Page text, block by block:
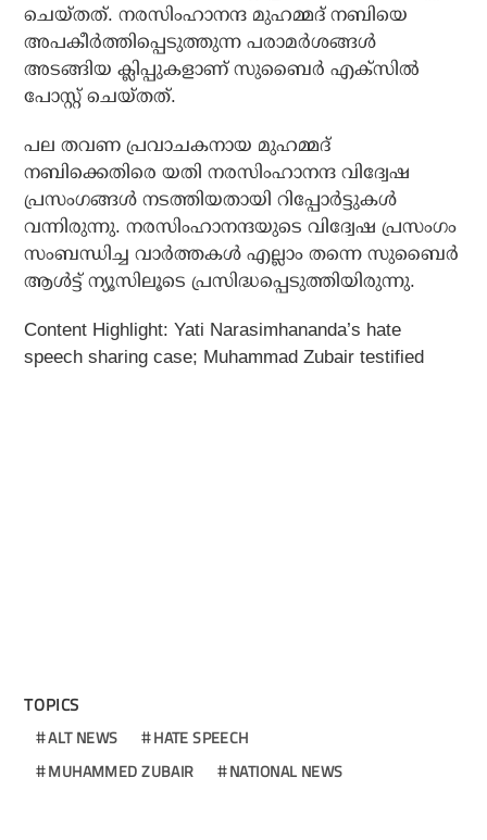
ചെയ്തത്. നരസിംഹാനന്ദ മുഹമ്മദ് നബിയെ
അപകീര്‍ത്തിപ്പെടുത്തുന്ന പരാമര്‍ശങ്ങള്‍
അടങ്ങിയ ക്ലിപ്പുകളാണ് സുബൈര്‍ എക്‌സില്‍
പോസ്റ്റ് ചെയ്തത്.
പല തവണ പ്രവാചകനായ മുഹമ്മദ്
നബിക്കെതിരെ യതി നരസിംഹാനന്ദ വിദ്വേഷ
പ്രസംഗങ്ങള്‍ നടത്തിയതായി റിപ്പോര്‍ട്ടുകള്‍
വന്നിരുന്നു. നരസിംഹാനന്ദയുടെ വിദ്വേഷ പ്രസംഗം
സംബന്ധിച്ച വാര്‍ത്തകള്‍ എല്ലാം തന്നെ സുബൈര്‍
ആള്‍ട്ട് ന്യൂസിലൂടെ പ്രസിദ്ധപ്പെടുത്തിയിരുന്നു.
Content Highlight: Yati Narasimhananda’s hate
speech sharing case; Muhammad Zubair testified
TOPICS
ALT NEWS
HATE SPEECH
MUHAMMED ZUBAIR
NATIONAL NEWS